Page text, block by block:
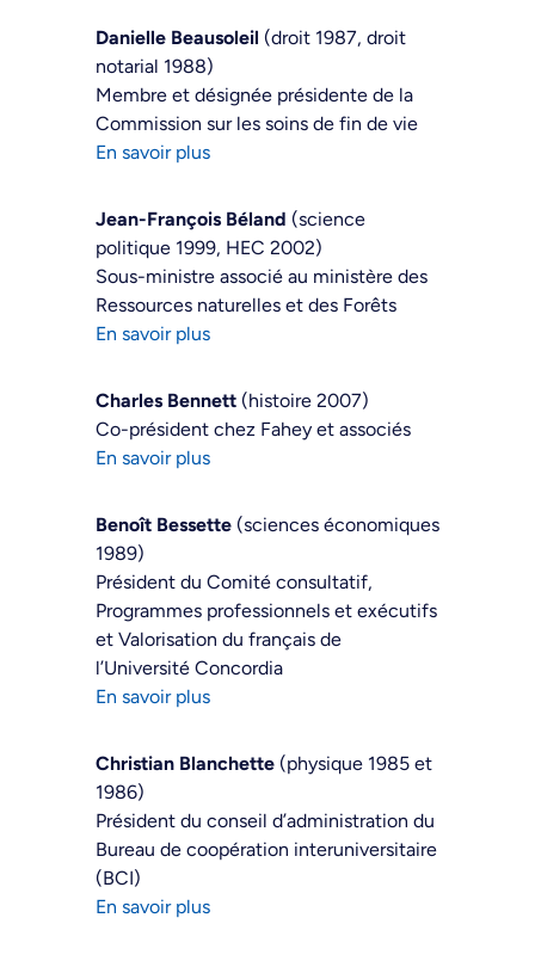
Danielle Beausoleil (droit 1987, droit
notarial 1988)
Membre et désignée présidente de la
Commission sur les soins de fin de vie
En savoir plus
Jean-François Béland (science
politique 1999, HEC 2002)
Sous-ministre associé au ministère des
Ressources naturelles et des Forêts
En savoir plus
Charles Bennett (histoire 2007)
Co-président chez Fahey et associés
En savoir plus
Benoît Bessette (sciences économiques
1989)
Président du Comité consultatif,
Programmes professionnels et exécutifs
et Valorisation du français de
l’Université Concordia
En savoir plus
Christian Blanchette (physique 1985 et
1986)
Président du conseil d’administration du
Bureau de coopération interuniversitaire
(BCI)
En savoir plus